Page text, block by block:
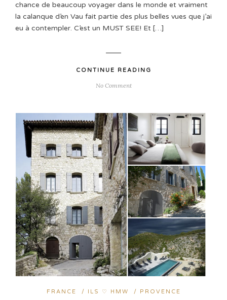
chance de beaucoup voyager dans le monde et vraiment
la calanque d’en Vau fait partie des plus belles vues que j’ai
eu à contempler. C’est un MUST SEE! Et […]
CONTINUE READING
No Comment
FRANCE / ILS ♡ HMW / PROVENCE